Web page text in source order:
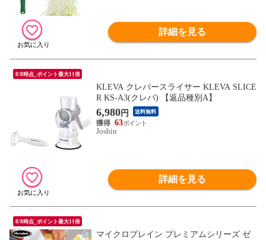
詳細を見る
8/8時点_ポイント最大11倍
KLEVA クレバースライサー KLEVA SLICE
R KS-A3(クレバ) 【返品種別A】
6,980円 送料無料
63
Joshin
詳細を見る
8/8時点_ポイント最大11倍
マイクロプレイン プレミアムシリーズ ゼ